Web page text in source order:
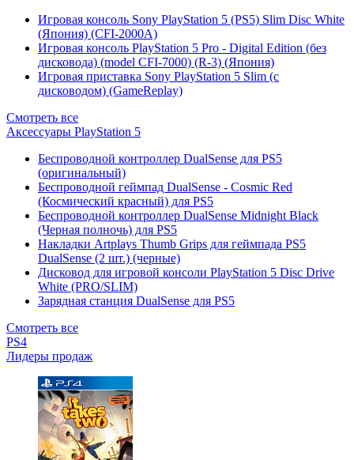
Игровая консоль Sony PlayStation 5 (PS5) Slim Disc White
(Япония) (CFI-2000A)
Игровая консоль PlayStation 5 Pro - Digital Edition (без
дисковода) (model CFI-7000) (R-3) (Япония)
Игровая приставка Sony PlayStation 5 Slim (с
дисководом) (GameReplay)
Смотреть все
Аксессуары PlayStation 5
Беспроводной контроллер DualSense для PS5
(оригинальный)
Беспроводной геймпад DualSense - Cosmic Red
(Космический красный) для PS5
Беспроводной контроллер DualSense Midnight Black
(Черная полночь) для PS5
Накладки Artplays Thumb Grips для геймпада PS5
DualSense (2 шт.) (черные)
Дисковод для игровой консоли PlayStation 5 Disc Drive
White (PRO/SLIM)
Зарядная станция DualSense для PS5
Смотреть все
PS4
Лидеры продаж